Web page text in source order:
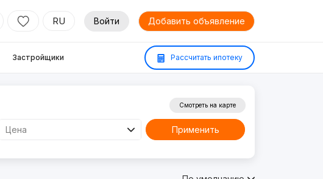
RU Войти Добавить объявление
Застройщики Рассчитать ипотеку
Цена
Смотреть на карте
Применить